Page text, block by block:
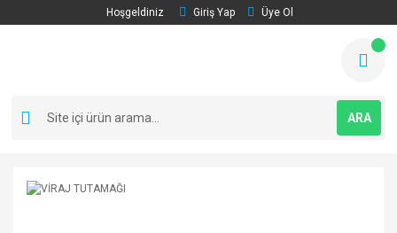
Hoşgeldiniz Giriş Yap Üye Ol
ARA